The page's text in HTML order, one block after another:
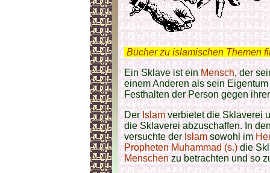
Bücher zu islamischen Themen
Ein Sklave ist einMensch, der
einem Anderen als sein
Festhalten der Person gegen
DerIslamverbietet die Sklaverei
die Sklaverei abzuschaffen. In
versuchte derIslamsowohl im
Propheten Muhammad (s.)die
Menschenzu betrachten und so